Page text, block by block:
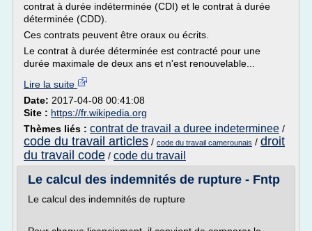
contrat à durée indéterminée (CDI) et le contrat à durée
déterminée (CDD).
Ces contrats peuvent être oraux ou écrits.
Le contrat à durée déterminée est contracté pour une
durée maximale de deux ans et n'est renouvelable...
Lire la suite
Date: 2017-04-08 00:41:08
Site : https://fr.wikipedia.org
Thèmes liés : contrat de travail a duree indeterminee /
code du travail articles / code du travail camerounais / droit
du travail code / code du travail
Le calcul des indemnités de rupture - Fntp
Le calcul des indemnités de rupture